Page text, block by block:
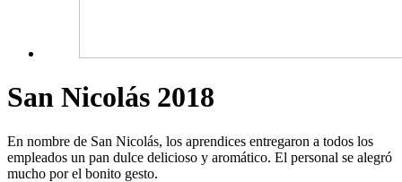
San Nicolás 2018
En nombre de San Nicolás, los aprendices entregaron a todos los
empleados un pan dulce delicioso y aromático. El personal se alegró
mucho por el bonito gesto.